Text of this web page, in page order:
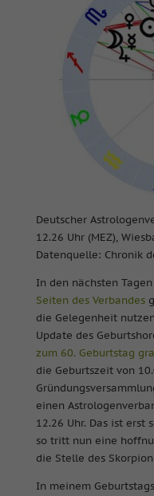
Deutscher
12.26 Uhr (MEZ),
Datenquelle: Chronik
In den nächsten
Seiten des Verbandes
die Gelegenheit
Update des
zum 60. Geburtstag
die Geburtszeit von
einen
12.26 Uhr. Das ist erst
so tritt nun eine
die Stelle des
In meinem